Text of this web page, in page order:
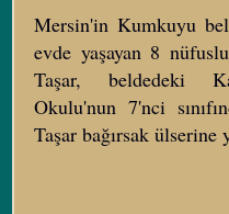
Mersin'in Kumkuyu
evde yaşayan 8
Taşar, beldedeki
Okulu'nun 7'nci
Taşar bağırsak ülserine